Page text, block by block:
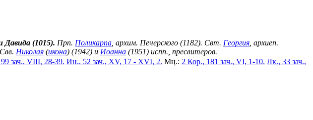
Давида (1015). Прп. Поликарпа , архим. Печерского (1182). Свт. Георгия , архиеп.
Николая (икона) (1942) и Иоанна (1951) испп., пресвитеров.
зач., VIII, 28-39. Ин., 52 зач., XV, 17 - XVI, 2. Мц.: 2 Кор., 181 зач., VI, 1-10. Лк., 33 зач.,